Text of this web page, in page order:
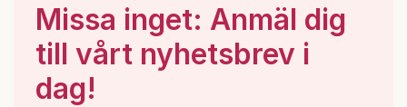
Missa inget: Anmäl dig
till vårt nyhetsbrev i
dag!